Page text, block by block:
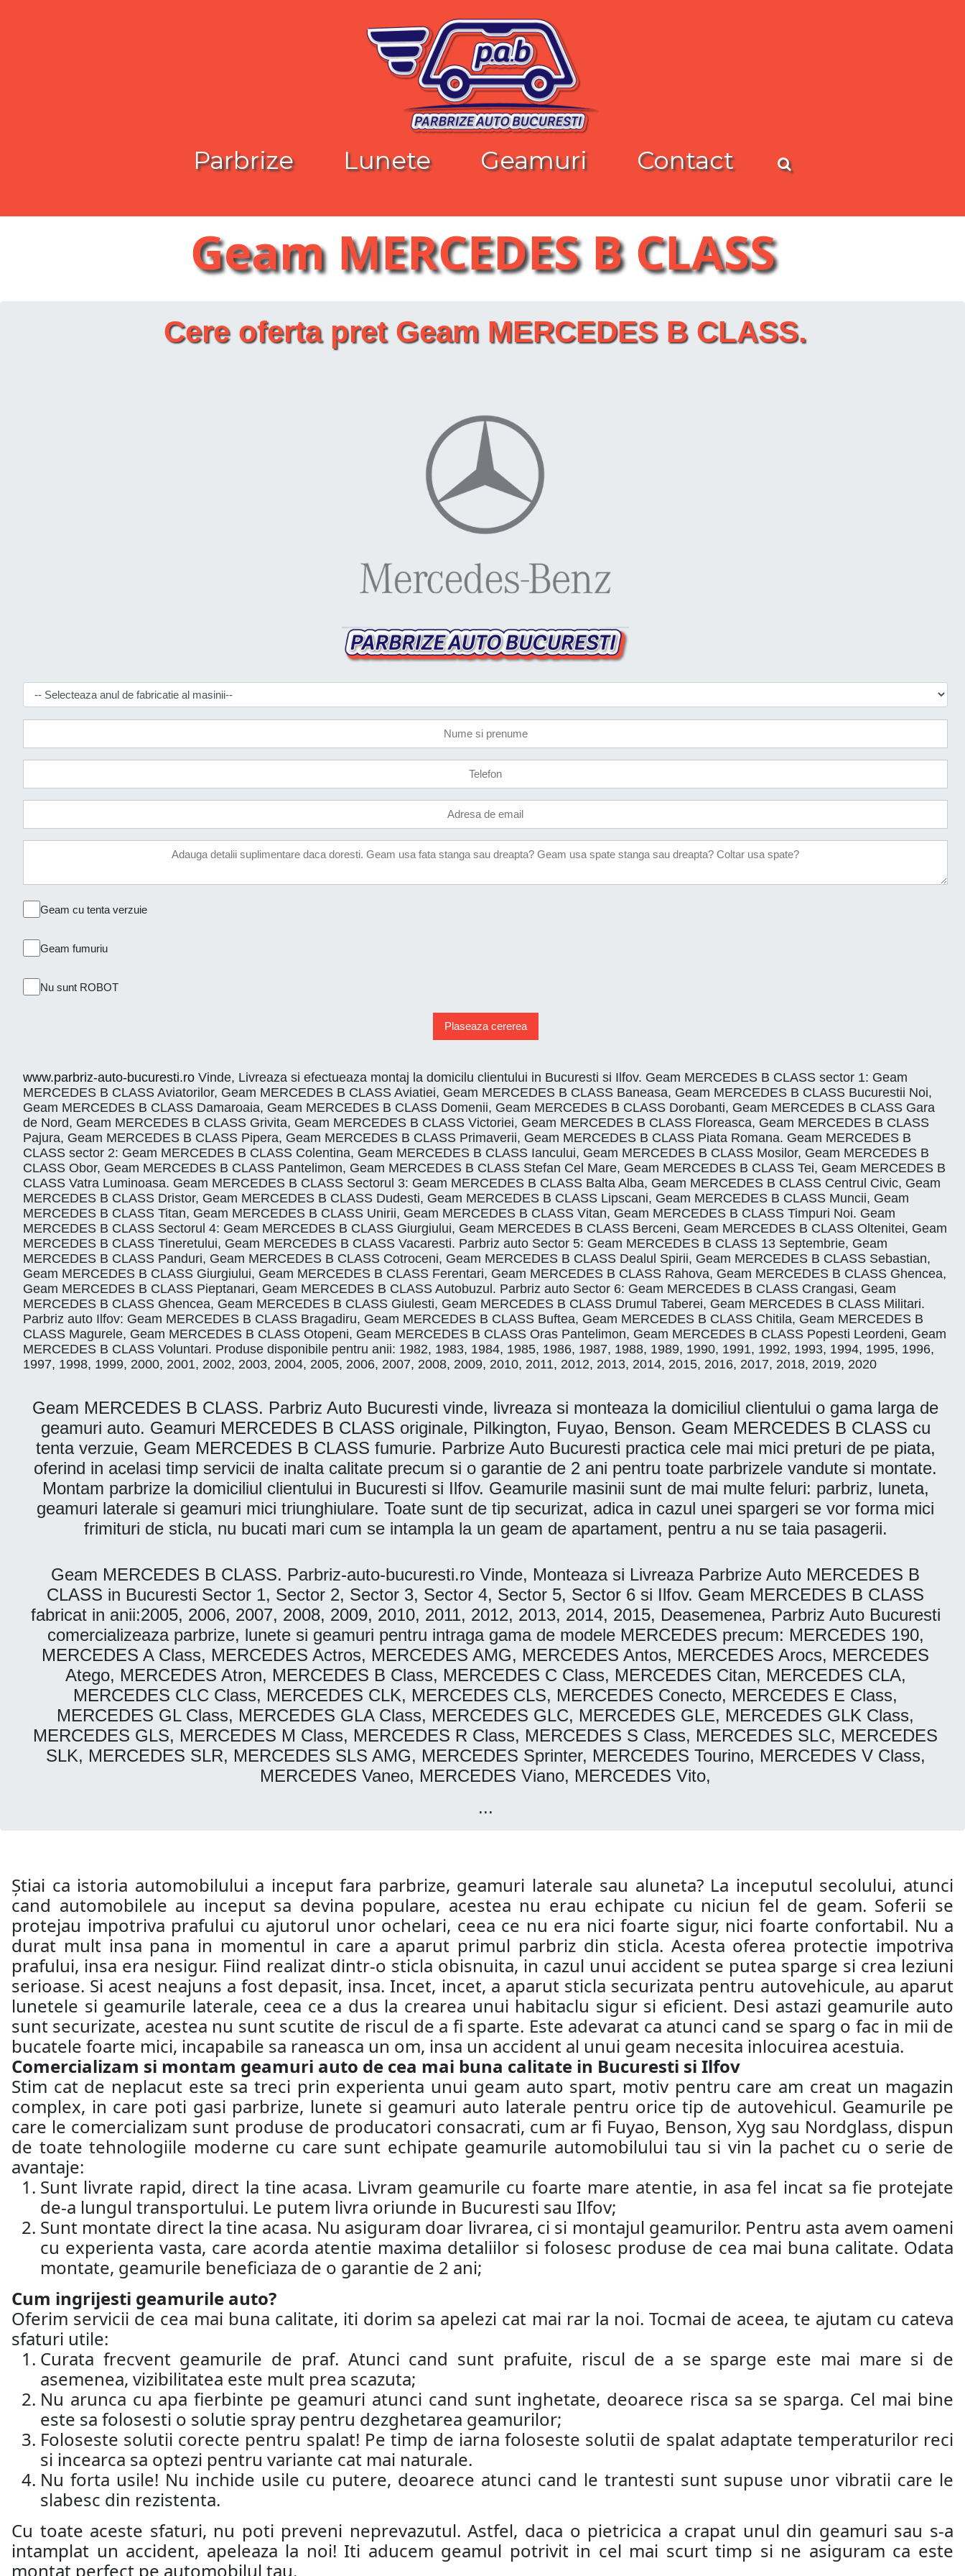
Parbrize Lunete Geamuri Contact
Geam MERCEDES B CLASS
Cere oferta pret Geam MERCEDES B CLASS.
Geam cu tenta verzuie
Geam fumuriu
Nu sunt ROBOT
Plaseaza cererea
www.parbriz-auto-bucuresti.ro Vinde, Livreaza si efectueaza montaj la domicilu clientului in Bucuresti si Ilfov. Geam MERCEDES B CLASS sector 1: Geam
MERCEDES B CLASS Aviatorilor, Geam MERCEDES B CLASS Aviatiei, Geam MERCEDES B CLASS Baneasa, Geam MERCEDES B CLASS Bucurestii Noi,
Geam MERCEDES B CLASS Damaroaia, Geam MERCEDES B CLASS Domenii, Geam MERCEDES B CLASS Dorobanti, Geam MERCEDES B CLASS Gara
de Nord, Geam MERCEDES B CLASS Grivita, Geam MERCEDES B CLASS Victoriei, Geam MERCEDES B CLASS Floreasca, Geam MERCEDES B CLASS
Pajura, Geam MERCEDES B CLASS Pipera, Geam MERCEDES B CLASS Primaverii, Geam MERCEDES B CLASS Piata Romana. Geam MERCEDES B
CLASS sector 2: Geam MERCEDES B CLASS Colentina, Geam MERCEDES B CLASS Iancului, Geam MERCEDES B CLASS Mosilor, Geam MERCEDES B
CLASS Obor, Geam MERCEDES B CLASS Pantelimon, Geam MERCEDES B CLASS Stefan Cel Mare, Geam MERCEDES B CLASS Tei, Geam MERCEDES B
CLASS Vatra Luminoasa. Geam MERCEDES B CLASS Sectorul 3: Geam MERCEDES B CLASS Balta Alba, Geam MERCEDES B CLASS Centrul Civic, Geam
MERCEDES B CLASS Dristor, Geam MERCEDES B CLASS Dudesti, Geam MERCEDES B CLASS Lipscani, Geam MERCEDES B CLASS Muncii, Geam
MERCEDES B CLASS Titan, Geam MERCEDES B CLASS Unirii, Geam MERCEDES B CLASS Vitan, Geam MERCEDES B CLASS Timpuri Noi. Geam
MERCEDES B CLASS Sectorul 4: Geam MERCEDES B CLASS Giurgiului, Geam MERCEDES B CLASS Berceni, Geam MERCEDES B CLASS Oltenitei, Geam
MERCEDES B CLASS Tineretului, Geam MERCEDES B CLASS Vacaresti. Parbriz auto Sector 5: Geam MERCEDES B CLASS 13 Septembrie, Geam
MERCEDES B CLASS Panduri, Geam MERCEDES B CLASS Cotroceni, Geam MERCEDES B CLASS Dealul Spirii, Geam MERCEDES B CLASS Sebastian,
Geam MERCEDES B CLASS Giurgiului, Geam MERCEDES B CLASS Ferentari, Geam MERCEDES B CLASS Rahova, Geam MERCEDES B CLASS Ghencea,
Geam MERCEDES B CLASS Pieptanari, Geam MERCEDES B CLASS Autobuzul. Parbriz auto Sector 6: Geam MERCEDES B CLASS Crangasi, Geam
MERCEDES B CLASS Ghencea, Geam MERCEDES B CLASS Giulesti, Geam MERCEDES B CLASS Drumul Taberei, Geam MERCEDES B CLASS Militari.
Parbriz auto Ilfov: Geam MERCEDES B CLASS Bragadiru, Geam MERCEDES B CLASS Buftea, Geam MERCEDES B CLASS Chitila, Geam MERCEDES B
CLASS Magurele, Geam MERCEDES B CLASS Otopeni, Geam MERCEDES B CLASS Oras Pantelimon, Geam MERCEDES B CLASS Popesti Leordeni, Geam
MERCEDES B CLASS Voluntari. Produse disponibile pentru anii: 1982, 1983, 1984, 1985, 1986, 1987, 1988, 1989, 1990, 1991, 1992, 1993, 1994, 1995, 1996,
1997, 1998, 1999, 2000, 2001, 2002, 2003, 2004, 2005, 2006, 2007, 2008, 2009, 2010, 2011, 2012, 2013, 2014, 2015, 2016, 2017, 2018, 2019, 2020
Geam MERCEDES B CLASS. Parbriz Auto Bucuresti vinde, livreaza si monteaza la domiciliul clientului o gama larga de
geamuri auto. Geamuri MERCEDES B CLASS originale, Pilkington, Fuyao, Benson. Geam MERCEDES B CLASS cu
tenta verzuie, Geam MERCEDES B CLASS fumurie. Parbrize Auto Bucuresti practica cele mai mici preturi de pe piata,
oferind in acelasi timp servicii de inalta calitate precum si o garantie de 2 ani pentru toate parbrizele vandute si montate.
Montam parbrize la domiciliul clientului in Bucuresti si Ilfov. Geamurile masinii sunt de mai multe feluri: parbriz, luneta,
geamuri laterale si geamuri mici triunghiulare. Toate sunt de tip securizat, adica in cazul unei spargeri se vor forma mici
frimituri de sticla, nu bucati mari cum se intampla la un geam de apartament, pentru a nu se taia pasagerii.
Geam MERCEDES B CLASS. Parbriz-auto-bucuresti.ro Vinde, Monteaza si Livreaza Parbrize Auto MERCEDES B
CLASS in Bucuresti Sector 1, Sector 2, Sector 3, Sector 4, Sector 5, Sector 6 si Ilfov. Geam MERCEDES B CLASS
fabricat in anii:2005, 2006, 2007, 2008, 2009, 2010, 2011, 2012, 2013, 2014, 2015, Deasemenea, Parbriz Auto Bucuresti
comercializeaza parbrize, lunete si geamuri pentru intraga gama de modele MERCEDES precum: MERCEDES 190,
MERCEDES A Class, MERCEDES Actros, MERCEDES AMG, MERCEDES Antos, MERCEDES Arocs, MERCEDES
Atego, MERCEDES Atron, MERCEDES B Class, MERCEDES C Class, MERCEDES Citan, MERCEDES CLA,
MERCEDES CLC Class, MERCEDES CLK, MERCEDES CLS, MERCEDES Conecto, MERCEDES E Class,
MERCEDES GL Class, MERCEDES GLA Class, MERCEDES GLC, MERCEDES GLE, MERCEDES GLK Class,
MERCEDES GLS, MERCEDES M Class, MERCEDES R Class, MERCEDES S Class, MERCEDES SLC, MERCEDES
SLK, MERCEDES SLR, MERCEDES SLS AMG, MERCEDES Sprinter, MERCEDES Tourino, MERCEDES V Class,
MERCEDES Vaneo, MERCEDES Viano, MERCEDES Vito,
...
Știai ca istoria automobilului a inceput fara parbrize, geamuri laterale sau aluneta? La inceputul secolului, atunci
cand automobilele au inceput sa devina populare, acestea nu erau echipate cu niciun fel de geam. Soferii se
protejau impotriva prafului cu ajutorul unor ochelari, ceea ce nu era nici foarte sigur, nici foarte confortabil. Nu a
durat mult insa pana in momentul in care a aparut primul parbriz din sticla. Acesta oferea protectie impotriva
prafului, insa era nesigur. Fiind realizat dintr-o sticla obisnuita, in cazul unui accident se putea sparge si crea leziuni
serioase. Si acest neajuns a fost depasit, insa. Incet, incet, a aparut sticla securizata pentru autovehicule, au aparut
lunetele si geamurile laterale, ceea ce a dus la crearea unui habitaclu sigur si eficient. Desi astazi geamurile auto
sunt securizate, acestea nu sunt scutite de riscul de a fi sparte. Este adevarat ca atunci cand se sparg o fac in mii de
bucatele foarte mici, incapabile sa raneasca un om, insa un accident al unui geam necesita inlocuirea acestuia.
Comercializam si montam geamuri auto de cea mai buna calitate in Bucuresti si Ilfov
Stim cat de neplacut este sa treci prin experienta unui geam auto spart, motiv pentru care am creat un magazin
complex, in care poti gasi parbrize, lunete si geamuri auto laterale pentru orice tip de autovehicul. Geamurile pe
care le comercializam sunt produse de producatori consacrati, cum ar fi Fuyao, Benson, Xyg sau Nordglass, dispun
de toate tehnologiile moderne cu care sunt echipate geamurile automobilului tau si vin la pachet cu o serie de
avantaje:
Sunt livrate rapid, direct la tine acasa. Livram geamurile cu foarte mare atentie, in asa fel incat sa fie protejate
de-a lungul transportului. Le putem livra oriunde in Bucuresti sau Ilfov;
Sunt montate direct la tine acasa. Nu asiguram doar livrarea, ci si montajul geamurilor. Pentru asta avem oameni
cu experienta vasta, care acorda atentie maxima detaliilor si folosesc produse de cea mai buna calitate. Odata
montate, geamurile beneficiaza de o garantie de 2 ani;
Cum ingrijesti geamurile auto?
Oferim servicii de cea mai buna calitate, iti dorim sa apelezi cat mai rar la noi. Tocmai de aceea, te ajutam cu cateva
sfaturi utile:
Curata frecvent geamurile de praf. Atunci cand sunt prafuite, riscul de a se sparge este mai mare si de
asemenea, vizibilitatea este mult prea scazuta;
Nu arunca cu apa fierbinte pe geamuri atunci cand sunt inghetate, deoarece risca sa se sparga. Cel mai bine
este sa folosesti o solutie spray pentru dezghetarea geamurilor;
Foloseste solutii corecte pentru spalat! Pe timp de iarna foloseste solutii de spalat adaptate temperaturilor reci
si incearca sa optezi pentru variante cat mai naturale.
Nu forta usile! Nu inchide usile cu putere, deoarece atunci cand le trantesti sunt supuse unor vibratii care le
slabesc din rezistenta.
Cu toate aceste sfaturi, nu poti preveni neprevazutul. Astfel, daca o pietricica a crapat unul din geamuri sau s-a
intamplat un accident, apeleaza la noi! Iti aducem geamul potrivit in cel mai scurt timp si ne asiguram ca este
montat perfect pe automobilul tau.